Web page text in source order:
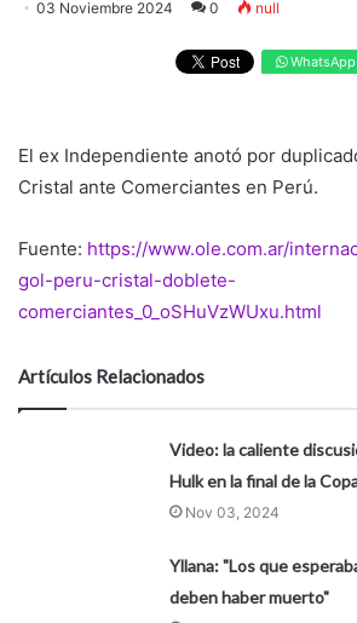
03 Noviembre 2024 0 null
WhatsApp
El ex Independiente anotó por
Cristal ante Comerciantes en Perú.
Fuente: https://www.ole.com.ar/
gol-peru-cristal-doblete-
comerciantes_0_oSHuVzWUxu.html
Artículos Relacionados
Video: la caliente
Hulk en la final de la
Nov 03, 2024
Yllana: "Los que
deben haber muerto"